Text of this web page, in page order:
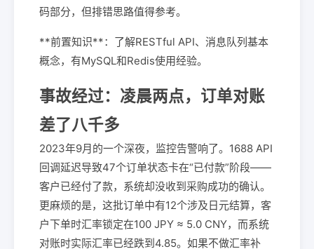
码部分，但排错思路值得参考。
**前置知识**：了解RESTful API、消息队列基本
概念，有MySQL和Redis使用经验。
事故经过：凌晨两点，订单对账
差了八千多
2023年9月的一个深夜，监控告警响了。1688 API
回调延迟导致47个订单状态卡在“已付款”阶段——
客户已经付了款，系统却没收到采购成功的确认。
更麻烦的是，这批订单中有12个涉及日元结算，客
户下单时汇率锁定在100 JPY ≈ 5.0 CNY，而系统
对账时实际汇率已经跌到4.85。如果不做汇率补